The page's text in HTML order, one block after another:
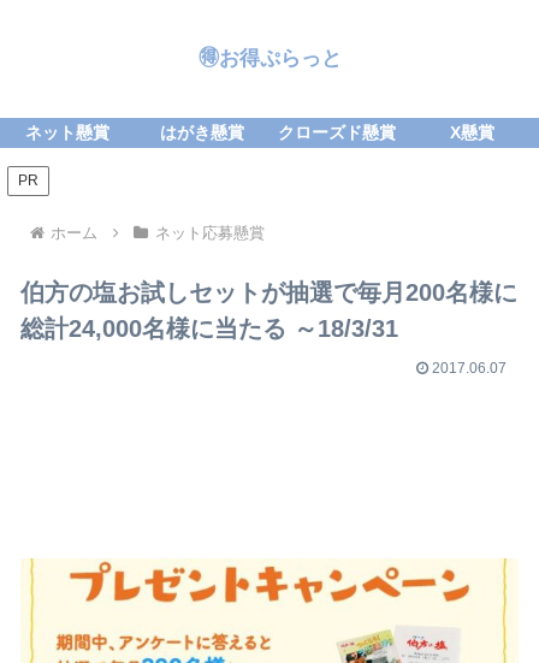
🉐お得ぷらっと
ネット懸賞 はがき懸賞 クローズド懸賞 X懸賞
PR
ホーム ネット応募懸賞
伯方の塩お試しセットが抽選で毎月200名様に
総計24,000名様に当たる ～18/3/31
2017.06.07